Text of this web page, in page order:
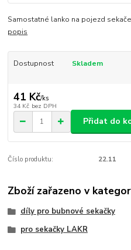
Samostatné lanko na pojezd
popis
Dostupnost Skladem
41 Kč/ks
34 Kč bez DPH
Přidat do
Číslo produktu: 22.11
Zboží zařazeno v
díly pro bubnové sekačky
pro sekačky LAKR